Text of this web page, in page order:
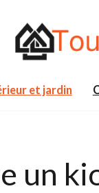
et jardin
un